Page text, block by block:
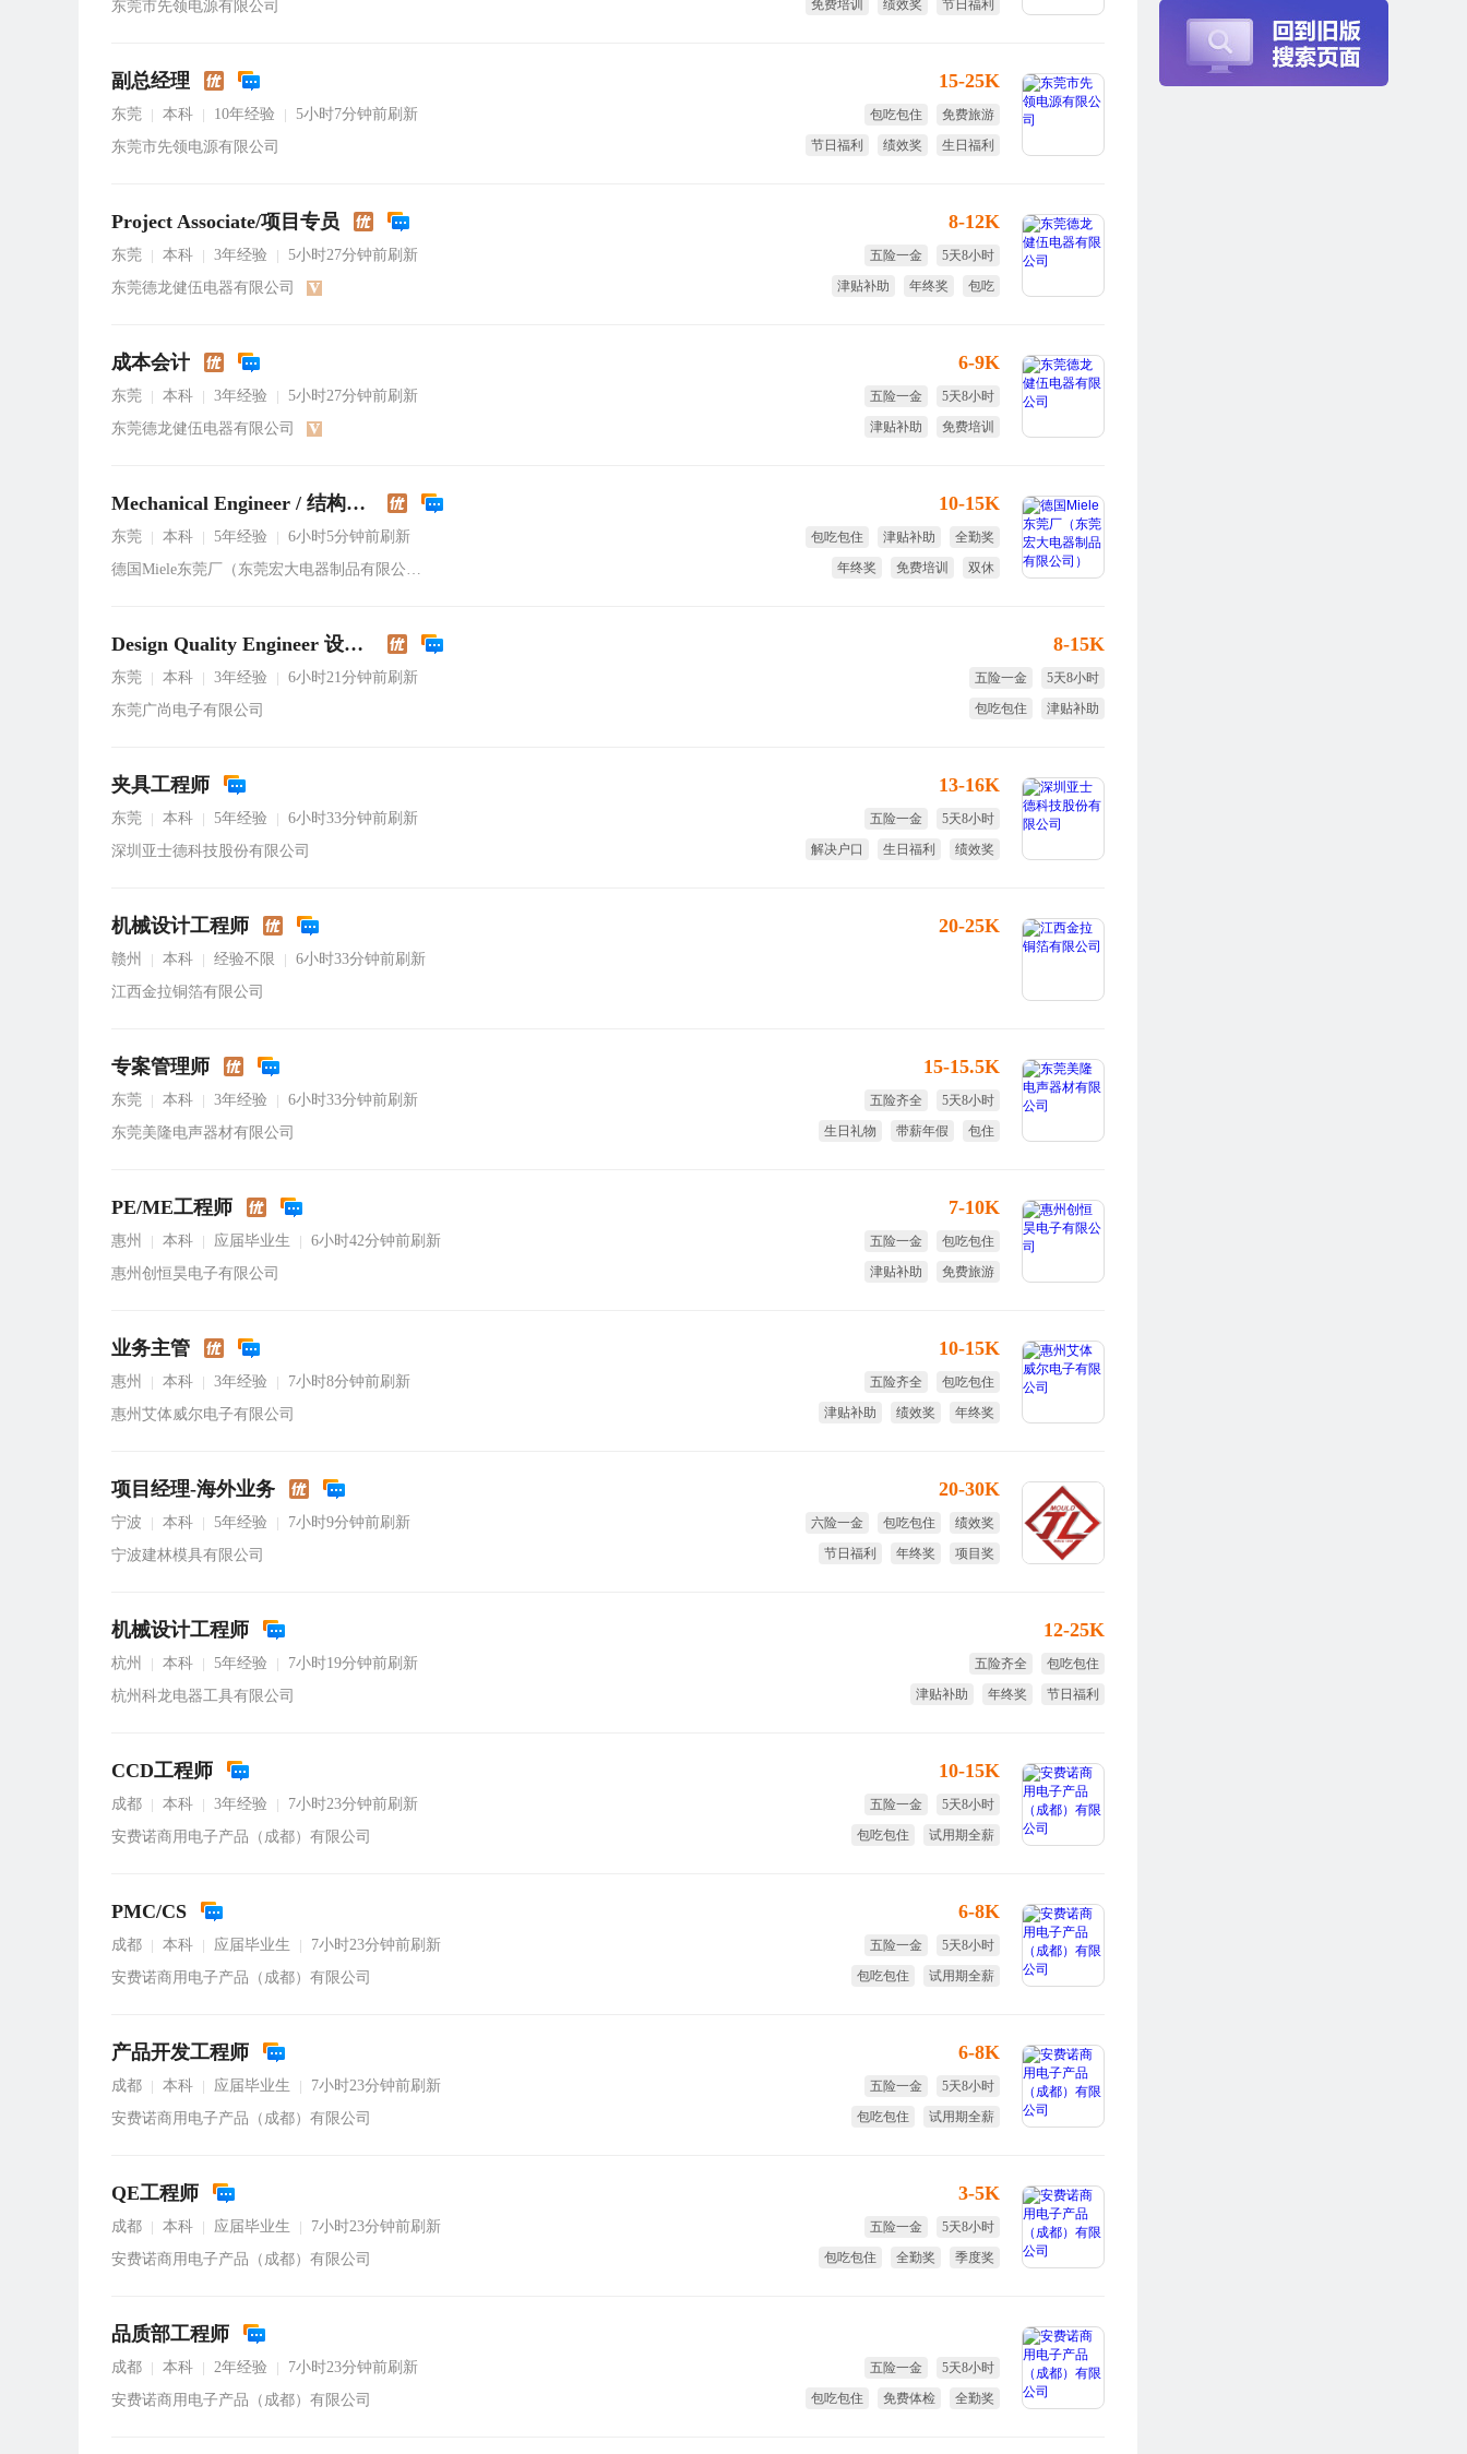
东莞市先领电源有限公司
免费培训
绩效奖 节日福利
副总经理
东莞 本科 10年经验
5小时7分钟前刷新
东莞市先领电源有限公司
15-25K
包吃包住
免费旅游
节日福利
绩效奖
生日福利
Project Associate/项目专员
东莞 本科 3年经验
5小时27分钟前刷新
东莞德龙健伍电器有限公司
8-12K
五险一金
5天8小时
津贴补助
年终奖
包吃
成本会计
东莞 本科 3年经验
5小时27分钟前刷新
东莞德龙健伍电器有限公司
6-9K
五险一金
5天8小时
津贴补助
免费培训
Mechanical Engineer / 结构工程师
东莞 本科 5年经验
6小时5分钟前刷新
德国Miele东莞厂（东莞宏大电器制品有限公司）
10-15K
包吃包住 津贴补助
全勤奖
年终奖
免费培训 双休
Design Quality Engineer 设计品质工程师
东莞 本科 3年经验
6小时21分钟前刷新
东莞广尚电子有限公司
8-15K
五险一金
5天8小时
包吃包住
津贴补助
夹具工程师
东莞 本科 5年经验
6小时33分钟前刷新
深圳亚士德科技股份有限公司
13-16K
五险一金
5天8小时
解决户口
生日福利
绩效奖
机械设计工程师
赣州 本科 经验不限
6小时33分钟前刷新
江西金拉铜箔有限公司
20-25K
专案管理师
东莞 本科 3年经验
6小时33分钟前刷新
东莞美隆电声器材有限公司
15-15.5K
五险齐全
5天8小时
生日礼物
带薪年假 包住
PE/ME工程师
惠州 本科 应届毕业生
6小时42分钟前刷新
惠州创恒昊电子有限公司
7-10K
五险一金
包吃包住
津贴补助
免费旅游
业务主管
惠州 本科 3年经验
7小时8分钟前刷新
惠州艾体威尔电子有限公司
10-15K
五险齐全
包吃包住
津贴补助
绩效奖
年终奖
项目经理-海外业务
宁波 本科 5年经验
7小时9分钟前刷新
宁波建林模具有限公司
20-30K
六险一金 包吃包住
绩效奖
节日福利
年终奖 项目奖
机械设计工程师
杭州 本科 5年经验
7小时19分钟前刷新
杭州科龙电器工具有限公司
12-25K
五险齐全
包吃包住
津贴补助
年终奖
节日福利
CCD工程师
成都 本科 3年经验
7小时23分钟前刷新
安费诺商用电子产品（成都）有限公司
10-15K
五险一金
5天8小时
包吃包住
试用期全薪
PMC/CS
成都 本科 应届毕业生
7小时23分钟前刷新
安费诺商用电子产品（成都）有限公司
6-8K
五险一金
5天8小时
包吃包住
试用期全薪
产品开发工程师
成都 本科 应届毕业生
7小时23分钟前刷新
安费诺商用电子产品（成都）有限公司
6-8K
五险一金
5天8小时
包吃包住
试用期全薪
QE工程师
成都 本科 应届毕业生
7小时23分钟前刷新
安费诺商用电子产品（成都）有限公司
3-5K
五险一金
5天8小时
包吃包住
全勤奖
季度奖
品质部工程师
成都 本科 2年经验
7小时23分钟前刷新
安费诺商用电子产品（成都）有限公司
五险一金
5天8小时
包吃包住
免费体检
全勤奖